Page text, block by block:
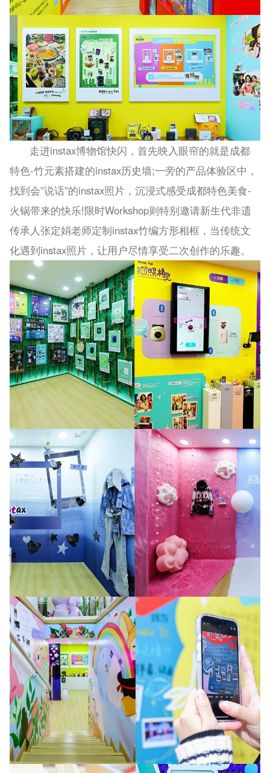
走进instax博物馆快闪，首先映入眼帘的就是成都
特色-竹元素搭建的instax历史墙;一旁的产品体验区中，
找到会”说话”的instax照片，沉浸式感受成都特色美食-
火锅带来的快乐!限时Workshop则特别邀请新生代非遗
传承人张定娟老师定制instax竹编方形相框，当传统文
化遇到instax照片，让用户尽情享受二次创作的乐趣。